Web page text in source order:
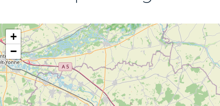
+
−